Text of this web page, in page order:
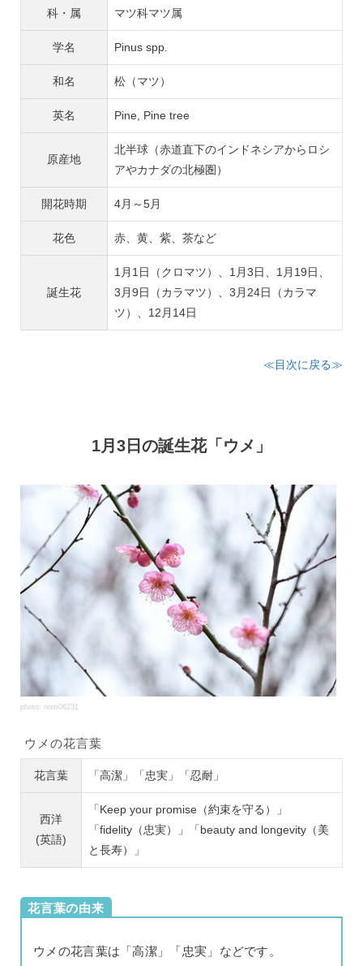
科・属 マツ科マツ属
学名 Pinus spp.
和名 松（マツ）
英名 Pine, Pine tree
原産地
北半球（赤道直下のインドネシアからロシ
アやカナダの北極圏）
開花時期 4月～5月
花色 赤、黄、紫、茶など
誕生花
1月1日（クロマツ）、1月3日、1月19日、
3月9日（カラマツ）、3月24日（カラマ
ツ）、12月14日
≪目次に戻る≫
1月3日の誕生花「ウメ」
photo: nom06231
ウメの花言葉
花言葉 「高潔」「忠実」「忍耐」
西洋
(英語)
「Keep your promise（約束を守る）」
「fidelity（忠実）」「beauty and longevity（美
と長寿）」
花言葉の由来
ウメの花言葉は「高潔」「忠実」などです。